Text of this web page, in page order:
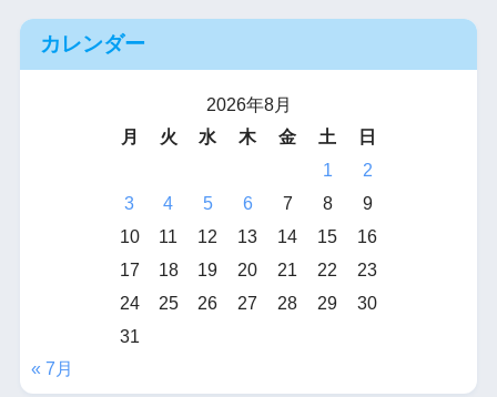
カレンダー
2026年8月
月
火 水 木 金 土
日
1
2
3
4 5 6 7 8
9
10
11 12 13 14 15
16
17
18 19 20 21 22
23
24
25 26 27 28 29
30
31
« 7月